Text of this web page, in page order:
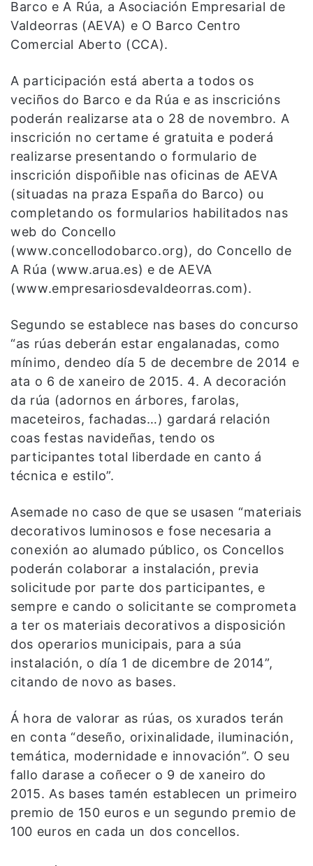
Barco e A Rúa, a Asociación Empresarial de
Valdeorras (AEVA) e O Barco Centro
Comercial Aberto (CCA).
A participación está aberta a todos os
veciños do Barco e da Rúa e as inscricións
poderán realizarse ata o 28 de novembro. A
inscrición no certame é gratuita e poderá
realizarse presentando o formulario de
inscrición dispoñible nas oficinas de AEVA
(situadas na praza España do Barco) ou
completando os formularios habilitados nas
web do Concello
(www.concellodobarco.org), do Concello de
A Rúa (www.arua.es) e de AEVA
(www.empresariosdevaldeorras.com).
Segundo se establece nas bases do concurso
“as rúas deberán estar engalanadas, como
mínimo, dendeo día 5 de decembre de 2014 e
ata o 6 de xaneiro de 2015. 4. A decoración
da rúa (adornos en árbores, farolas,
maceteiros, fachadas…) gardará relación
coas festas navideñas, tendo os
participantes total liberdade en canto á
técnica e estilo”.
Asemade no caso de que se usasen “materiais
decorativos luminosos e fose necesaria a
conexión ao alumado público, os Concellos
poderán colaborar a instalación, previa
solicitude por parte dos participantes, e
sempre e cando o solicitante se comprometa
a ter os materiais decorativos a disposición
dos operarios municipais, para a súa
instalación, o día 1 de dicembre de 2014”,
citando de novo as bases.
Á hora de valorar as rúas, os xurados terán
en conta “deseño, orixinalidade, iluminación,
temática, modernidade e innovación”. O seu
fallo darase a coñecer o 9 de xaneiro do
2015. As bases tamén establecen un primeiro
premio de 150 euros e un segundo premio de
100 euros en cada un dos concellos.